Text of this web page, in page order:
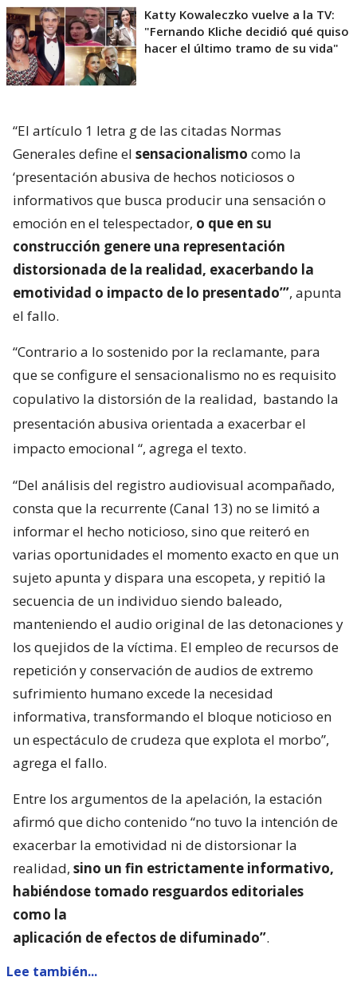
Katty Kowaleczko vuelve a la TV:
"Fernando Kliche decidió qué quiso
hacer el último tramo de su vida"
“El artículo 1 letra g de las citadas Normas
Generales define el sensacionalismo como la
‘presentación abusiva de hechos noticiosos o
informativos que busca producir una sensación o
emoción en el telespectador, o que en su
construcción genere una representación
distorsionada de la realidad, exacerbando la
emotividad o impacto de lo presentado’”, apunta
el fallo.
“Contrario a lo sostenido por la reclamante, para
que se configure el sensacionalismo no es requisito
copulativo la distorsión de la realidad, bastando la
presentación abusiva orientada a exacerbar el
impacto emocional “, agrega el texto.
“Del análisis del registro audiovisual acompañado,
consta que la recurrente (Canal 13) no se limitó a
informar el hecho noticioso, sino que reiteró en
varias oportunidades el momento exacto en que un
sujeto apunta y dispara una escopeta, y repitió la
secuencia de un individuo siendo baleado,
manteniendo el audio original de las detonaciones y
los quejidos de la víctima. El empleo de recursos de
repetición y conservación de audios de extremo
sufrimiento humano excede la necesidad
informativa, transformando el bloque noticioso en
un espectáculo de crudeza que explota el morbo”,
agrega el fallo.
Entre los argumentos de la apelación, la estación
afirmó que dicho contenido “no tuvo la intención de
exacerbar la emotividad ni de distorsionar la
realidad, sino un fin estrictamente informativo,
habiéndose tomado resguardos editoriales
como la
aplicación de efectos de difuminado”.
Lee también...